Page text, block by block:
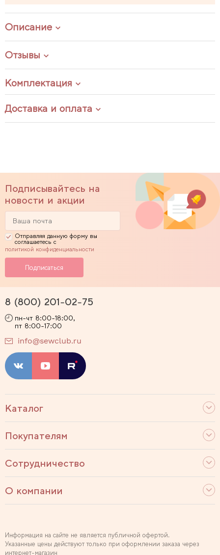
Описание
Отзывы
Комплектация
Доставка и оплата
Подписывайтесь на
новости и акции
Отправляя данную форму вы
соглашаетесь с
политикой конфиденциальности
Каталог
Покупателям
Сотрудничество
О компании
8 (800) 201-02-75
пн-чт 8:00-18:00,
пт 8:00-17:00
info@sewclub.ru
Информация на сайте не является публичной офертой.
Указанные цены действуют только при оформлении заказа через
интернет-магазин